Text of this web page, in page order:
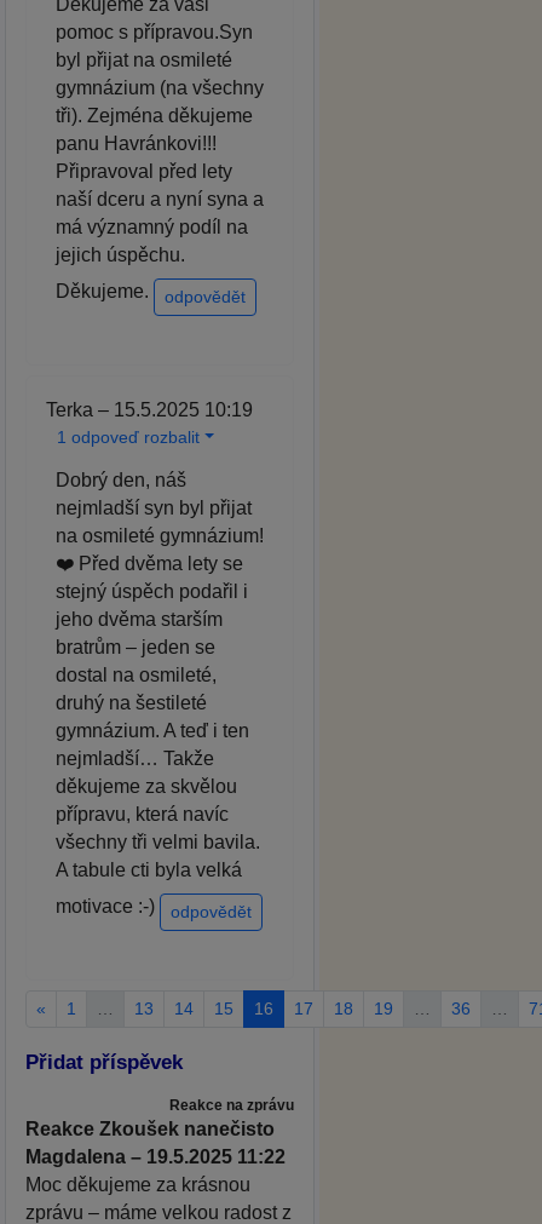
pomoc s přípravou.Syn
byl přijat na osmileté
gymnázium (na všechny
tři). Zejména děkujeme
panu Havránkovi!!!
Připravoval před lety
naší dceru a nyní syna a
má významný podíl na
jejich úspěchu.
Děkujeme.
odpovědět
Terka – 15.5.2025 10:19
1 odpoveď rozbalit
Dobrý den, náš
nejmladší syn byl přijat
na osmileté gymnázium!
❤️ Před dvěma lety se
stejný úspěch podařil i
jeho dvěma starším
bratrům – jeden se
dostal na osmileté,
druhý na šestileté
gymnázium. A teď i ten
nejmladší… Takže
děkujeme za skvělou
přípravu, která navíc
všechny tři velmi bavila.
A tabule cti byla velká
motivace :-)
odpovědět
« 1 13 14 15 16 17 18 19 36
Přidat příspěvek
Reakce na zprávu
Reakce Zkoušek nanečisto
Magdalena – 19.5.2025 11:22
Moc děkujeme za krásnou
zprávu – máme velkou radost z